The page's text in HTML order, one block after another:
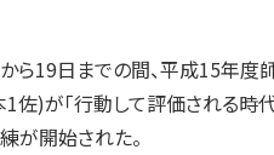
ら19日までの間、平成15年
)が「行動して評価される時
が開始された。